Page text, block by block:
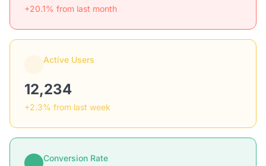
+20.1% from last month
Active Users
12,234
+2.3% from last week
Conversion Rate